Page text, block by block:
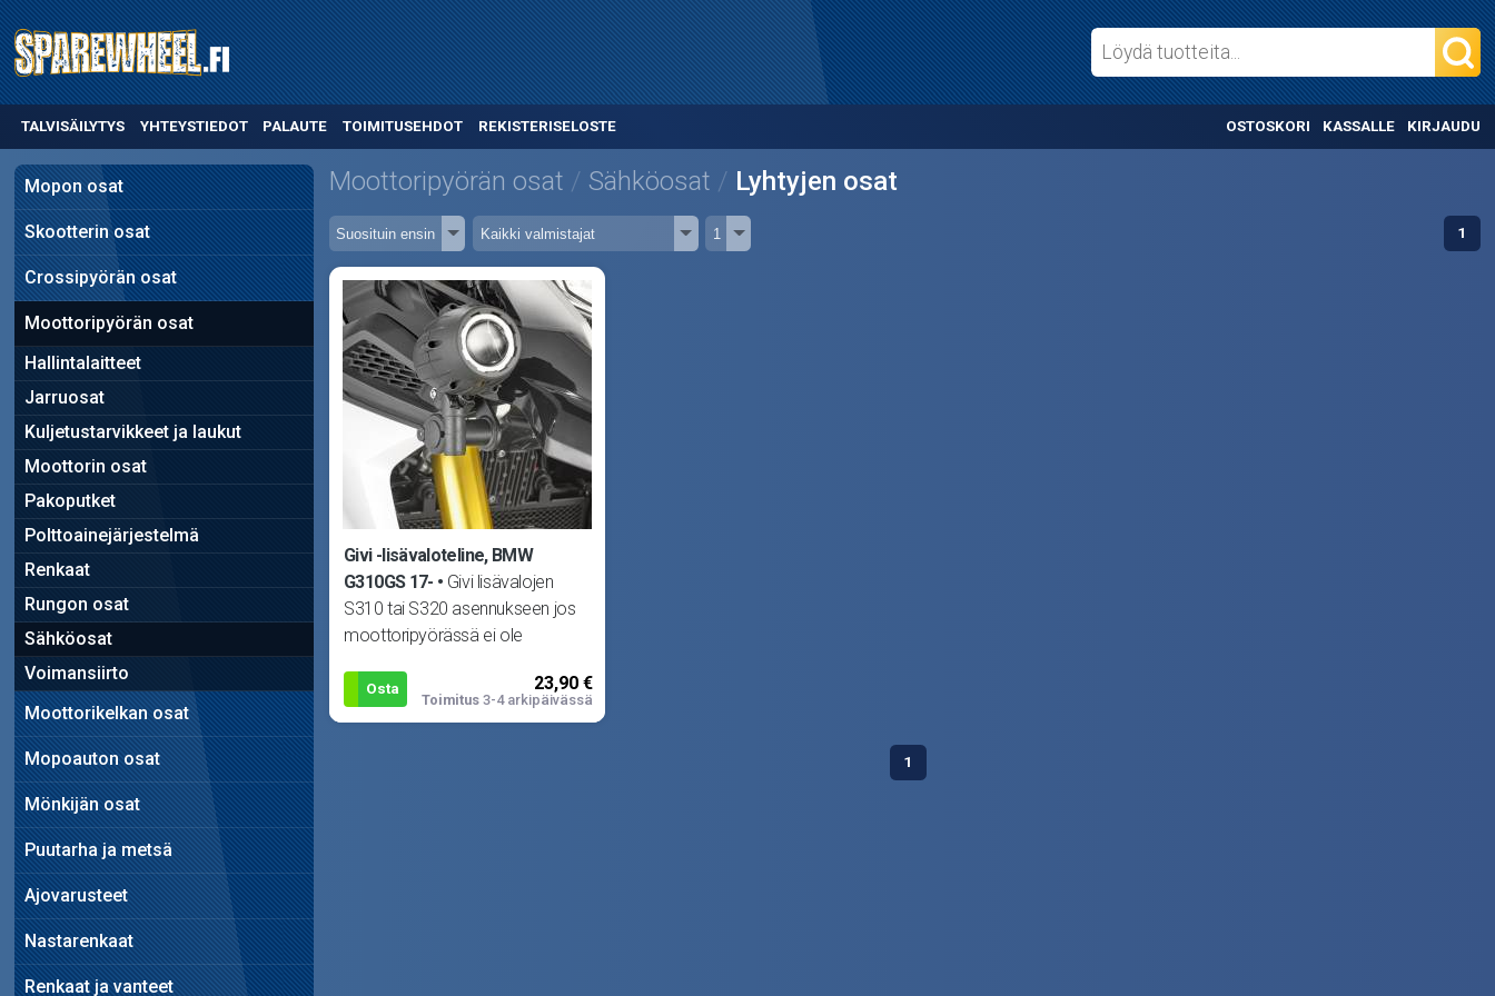
TALVISÄILYTYS YHTEYSTIEDOT PALAUTE TOIMITUSEHDOT REKISTERISELOSTE OSTOSKORI KASSALLE KIRJAUDU
Mopon osat
Skootterin osat
Crossipyörän osat
Moottoripyörän osat
Hallintalaitteet
Jarruosat
Kuljetustarvikkeet ja laukut
Moottorin osat
Pakoputket
Polttoainejärjestelmä
Renkaat
Rungon osat
Sähköosat
Voimansiirto
Moottorikelkan osat
Mopoauton osat
Mönkijän osat
Puutarha ja metsä
Ajovarusteet
Nastarenkaat
Renkaat ja vanteet
Moottoripyörän osat Sähköosat Lyhtyjen osat
1
Givi -lisävaloteline, BMW
G310GS 17-
Givi lisävalojen
S310 tai S320 asennukseen jos
moottoripyörässä ei ole
paikkoja va
Osta 23,90 €
Toimitus 3-4 arkipäivässä
1